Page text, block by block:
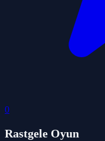
0
Rastgele Oyun